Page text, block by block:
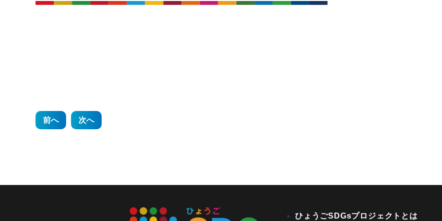
投
ゲ
前へ 次へ
ひょうごSDGsプロジェクトとは